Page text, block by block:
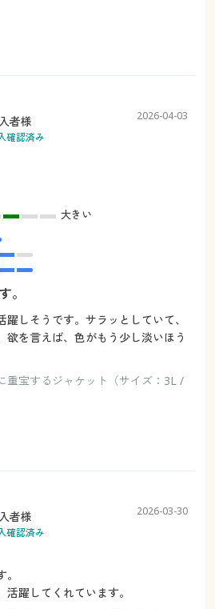
者様
確認済み
2026-04-03
大きい
。
しそうです。サラッとしていて、
欲を言えば、色がもう少し淡いほう
重宝するジャケット（サイズ：3L /
者様
確認済み
2026-03-30
躍してくれています。